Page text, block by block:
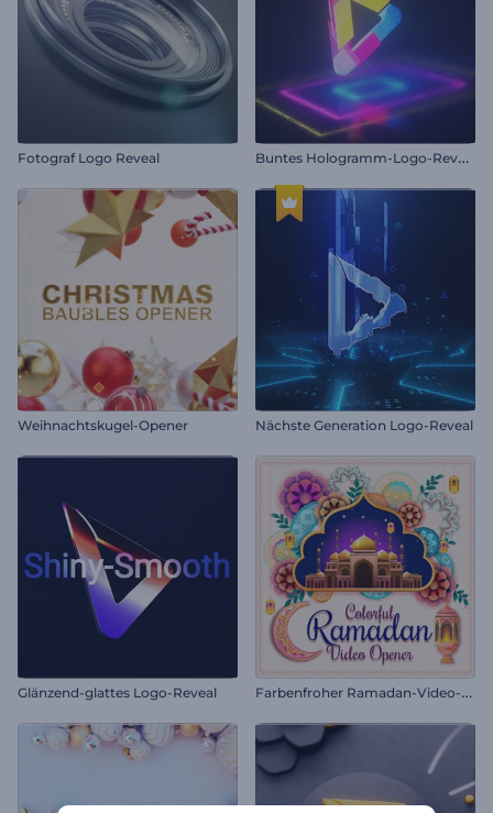
Fotograf Logo Reveal B
untes Hologramm-Logo-Reveal
Weihnachtskugel-Opener Nächste Generation Logo-Reveal
Glänzend-glattes Logo-Reveal F
arbenfroher Ramadan-Video-Opener